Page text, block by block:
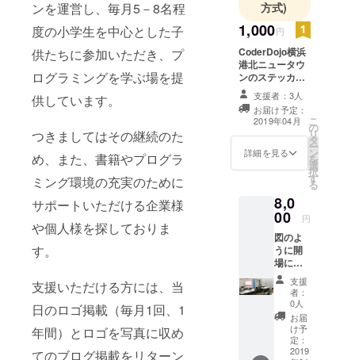
ンを運営し、毎月5－8名程
度の小学生を中心とした子
供たちに参加いただき、プ
ログラミングを学ぶ場を提
供しています。
つきましてはその継続のた
め、また、書籍やプログラ
ミング環境の充実のために
サポートいただける企業様
や個人様を探しておりま
す。
支援いただける方には、当
日のロゴ掲載（毎月1回、1
年間）とロゴを写真に収め
てのブログ掲載をリターン
方式)
1,000円
CoderDojo横浜
港北ニュータウ
ンのステッカー
をお届けしま
す。支援者：3人
お届け予定：
2019年04月
詳細を見る
こ
の
リ
タ
ー
ン
を
選
択
す
る
8,0
00 円
図のよ
うに開
場にロ
ゴを張
り出
し、そ
れを写
真に
撮って
ブロ
支援
者：
0人
お届
け予
定：
2019